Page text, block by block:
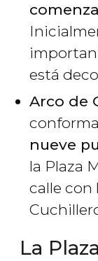
está
Arco de
nueve
la Plaza
calle con
La